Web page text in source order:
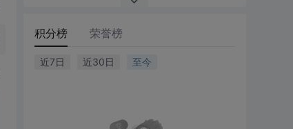
积分榜 荣誉榜
近7日 近30日 至今